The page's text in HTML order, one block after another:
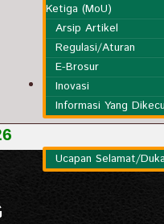
Ketiga (MoU)
Arsip Artikel
Regulasi/Aturan
E-Brosur
Inovasi
Informasi Yang
Informasi Lainnya
Ucapan Selamat/